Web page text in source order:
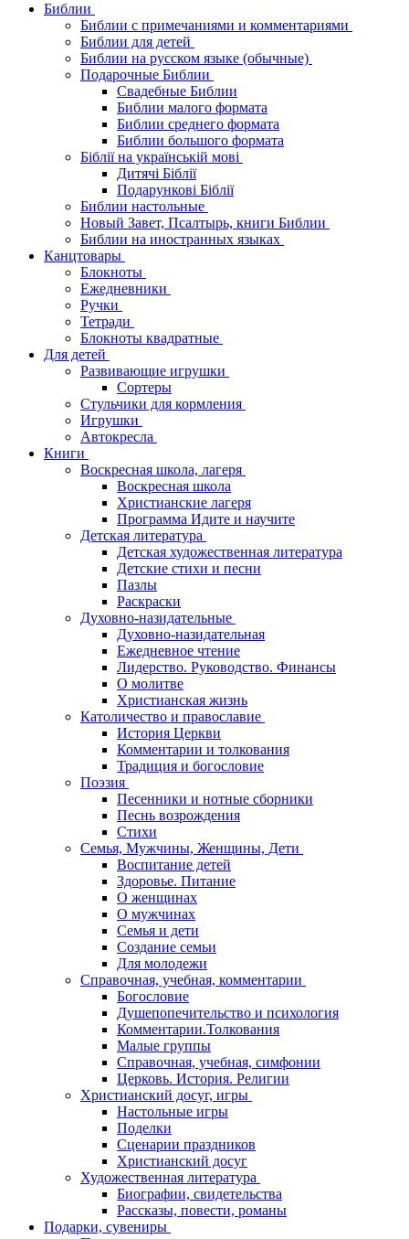
Библии
Библии с примечаниями и комментариями
Библии для детей
Библии на русском языке (обычные)
Подарочные Библии
Свадебные Библии
Библии малого формата
Библии среднего формата
Библии большого формата
Біблії на українській мові
Дитячі Біблії
Подарункові Біблії
Библии настольные
Новый Завет, Псалтырь, книги Библии
Библии на иностранных языках
Канцтовары
Блокноты
Ежедневники
Ручки
Тетради
Блокноты квадратные
Для детей
Развивающие игрушки
Сортеры
Стульчики для кормления
Игрушки
Автокресла
Книги
Воскресная школа, лагеря
Воскресная школа
Христианские лагеря
Программа Идите и научите
Детская литература
Детская художественная литература
Детские стихи и песни
Пазлы
Раскраски
Духовно-назидательные
Духовно-назидательная
Ежедневное чтение
Лидерство. Руководство. Финансы
О молитве
Христианская жизнь
Католичество и православие
История Церкви
Комментарии и толкования
Традиция и богословие
Поэзия
Песенники и нотные сборники
Песнь возрождения
Стихи
Семья, Мужчины, Женщины, Дети
Воспитание детей
Здоровье. Питание
О женщинах
О мужчинах
Семья и дети
Создание семьи
Для молодежи
Справочная, учебная, комментарии
Богословие
Душепопечительство и психология
Комментарии.Толкования
Малые группы
Справочная, учебная, симфонии
Церковь. История. Религии
Христианский досуг, игры
Настольные игры
Поделки
Сценарии праздников
Христианский досуг
Художественная литература
Биографии, свидетельства
Рассказы, повести, романы
Подарки, сувениры